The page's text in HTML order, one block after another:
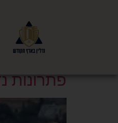
תגית:
פתרונות